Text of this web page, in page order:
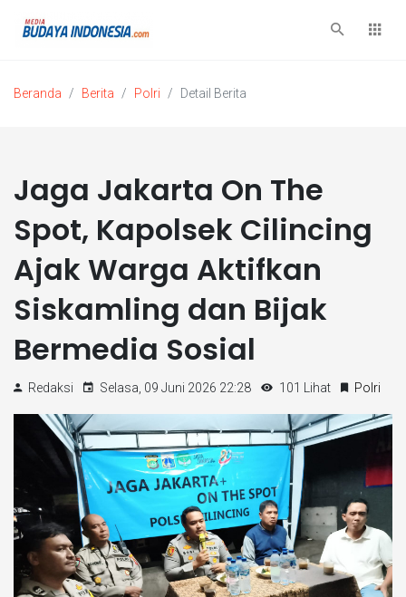
Beranda Berita Polri Detail Berita
Jaga Jakarta On The
Spot, Kapolsek Cilincing
Ajak Warga Aktifkan
Siskamling dan Bijak
Bermedia Sosial
Redaksi Selasa, 09 Juni 2026 22:28 101 Lihat Polri